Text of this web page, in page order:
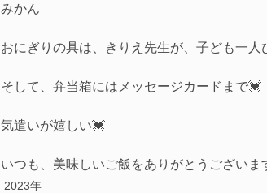
みかん
おにぎりの具は、きりえ先生が、子ども一
そして、弁当箱にはメッセージカードまで💓
気遣いが嬉しい💓
いつも、美味しいご飯をありがとうございま
2023年